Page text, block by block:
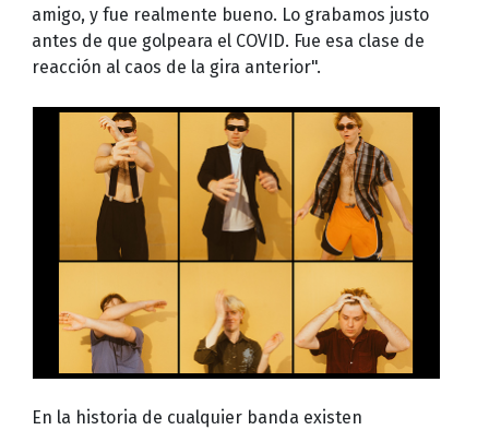
amigo, y fue realmente bueno. Lo grabamos justo
antes de que golpeara el COVID. Fue esa clase de
reacción al caos de la gira anterior".
En la historia de cualquier banda existen